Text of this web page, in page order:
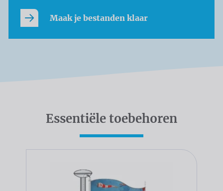
Maak je bestanden klaar
Essentiële toebehoren